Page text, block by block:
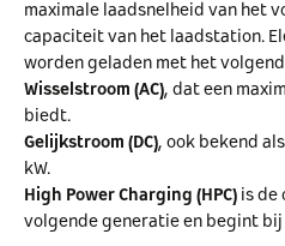
maximale laadsnelheid van het
capaciteit van het laadstation.
worden geladen met het
Wisselstroom (AC), dat een
biedt.
Gelijkstroom (DC), ook bekend
kW.
High Power Charging (HPC) is de
volgende generatie en begint bij